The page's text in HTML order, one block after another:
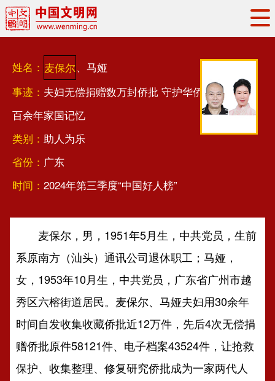
要闻
权威发布
资讯联播
文明培育
文明实践
文明创建
文明之光
姓名： 麦保尔、马娅
事迹： 夫妇无偿捐赠数万封侨批 守护华侨
百余年家国记忆
类别： 助人为乐
省份： 广东
时间： 2024年第三季度“中国好人榜”
麦保尔，男，1951年5月生，中共党员，生前
系原南方（汕头）通讯公司退休职工；马娅，
女，1953年10月生，中共党员，广东省广州市越
秀区六榕街道居民。麦保尔、马娅夫妇用30余年
时间自发收集收藏侨批近12万件，先后4次无偿捐
赠侨批原件58121件、电子档案43524件，让抢救
保护、收集整理、修复研究侨批成为一家两代人